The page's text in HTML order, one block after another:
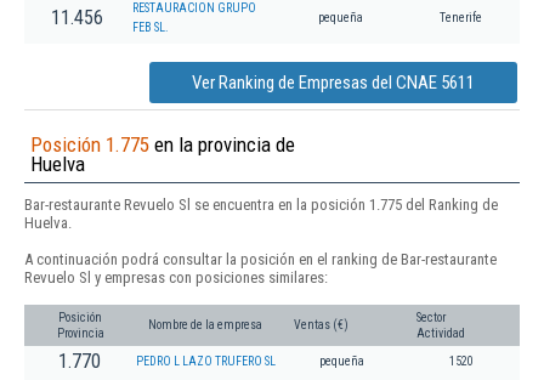
11.456
RESTAURACION GRUPO
FEB SL.
pequeña Tenerife
Ver Ranking de Empresas del CNAE 5611
Posición 1.775 en la provincia de
Huelva
Bar-restaurante Revuelo Sl se encuentra en la posición 1.775 del Ranking de
Huelva.
A continuación podrá consultar la posición en el ranking de Bar-restaurante
Revuelo Sl y empresas con posiciones similares:
Posición
Provincia
Nombre de la empresa Ventas (€)
Sector
Actividad
1.770 PEDRO L LAZO TRUFERO SL pequeña 1520